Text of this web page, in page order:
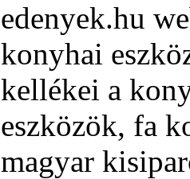
edenyek.hu
konyhai
kellékei a
eszközök, fa
magyar